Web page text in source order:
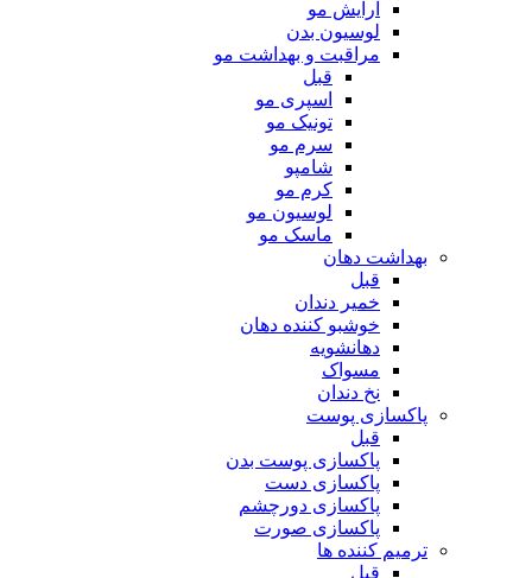
آرایش مو
لوسیون بدن
مراقبت و بهداشت مو
قبل
اسپری مو
تونیک مو
سرم مو
شامپو
کرم مو
لوسیون مو
ماسک مو
بهداشت دهان
قبل
خمیر دندان
خوشبو کننده دهان
دهانشویه
مسواک
نخ دندان
پاکسازی پوست
قبل
پاکسازی پوست بدن
پاکسازی دست
پاکسازی دورچشم
پاکسازی صورت
ترمیم کننده ها
قبل